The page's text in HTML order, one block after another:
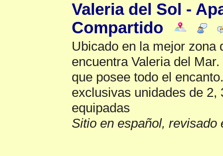
Valeria del Sol -
Compartido
Ubicado en la mejor zona
encuentra Valeria del
que posee todo el
exclusivas unidades de
equipadas
Sitio en español, revisado